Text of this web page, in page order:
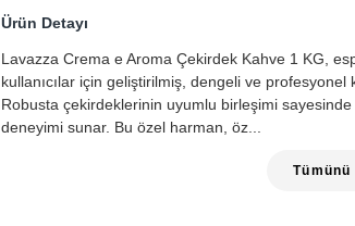
Ürün Detayı
Lavazza Crema e Aroma Çekirdek Kahve 1 KG,
kullanıcılar için geliştirilmiş, dengeli ve
Robusta çekirdeklerinin uyumlu birleşimi
deneyimi sunar. Bu özel harman, öz...